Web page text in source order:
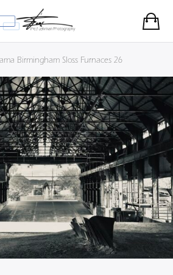
Birmingham Sloss Furnaces 26